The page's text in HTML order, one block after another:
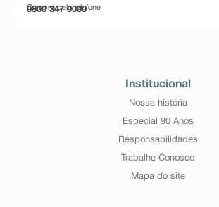
Compre pelo telefone
0800 347 0000
Institucional
Nossa história
Especial 90 Anos
Responsabilidades
Trabalhe Conosco
Mapa do site